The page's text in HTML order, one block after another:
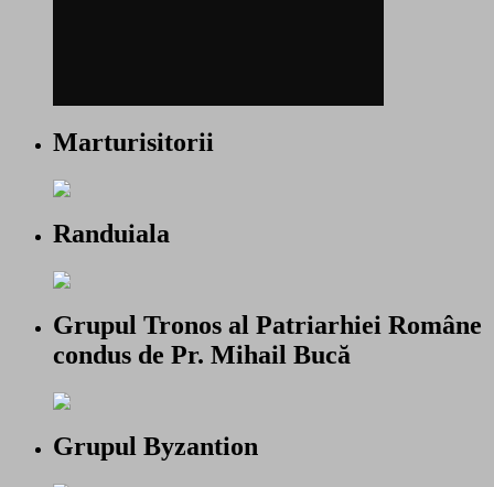
Marturisitorii
Randuiala
Grupul Tronos al Patriarhiei Române
condus de Pr. Mihail Bucă
Grupul Byzantion